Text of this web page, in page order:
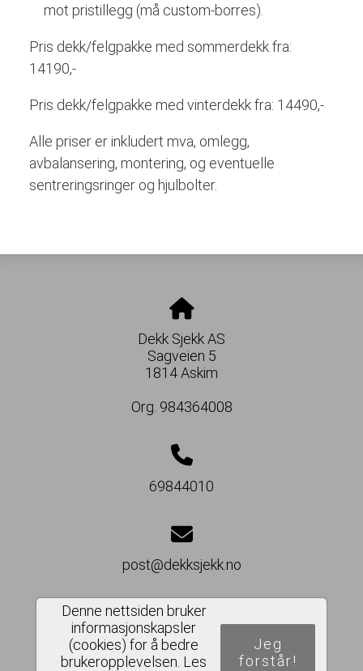
mot pristillegg (må custom-borres).
Pris dekk/felgpakke med sommerdekk fra:
14190,-
Pris dekk/felgpakke med vinterdekk fra: 14490,-
Alle priser er inkludert mva, omlegg,
avbalansering, montering, og eventuelle
sentreringsringer og hjulbolter.
Dekk Sjekk AS
Sagveien 5
1814 Askim
Org. 984364008
69844010
post@dekksjekk.no
Del nettside
Denne nettsiden bruker
informasjonskapsler
(cookies) for å bedre
brukeropplevelsen. Les
Jeg
forstår!